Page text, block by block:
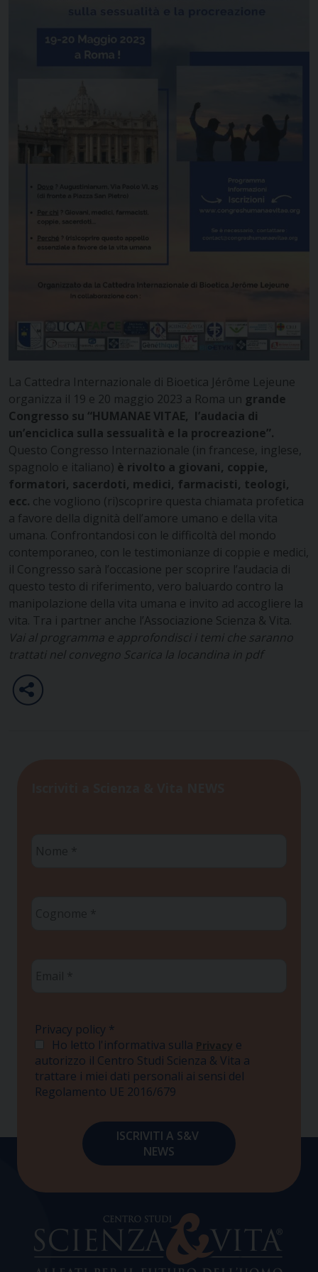
La Cattedra Internazionale di Bioetica Jérôme Lejeune
organizza il 19 e 20 maggio 2023 a Roma un grande
Congresso su “HUMANAE VITAE, l’audacia di
un’enciclica sulla sessualità e la procreazione”.
Questo Congresso Internazionale (in francese, inglese,
spagnolo e italiano) è rivolto a giovani, coppie,
formatori, sacerdoti, medici, farmacisti, teologi,
ecc. che vogliono (ri)scoprire questa chiamata profetica
a favore della dignità dell’amore umano e della vita
umana. Confrontandosi con le difficoltà del mondo
contemporaneo, con le testimonianze di coppie e medici,
il Congresso sarà l’occasione per scoprire l’audacia di
questo testo di riferimento, vero baluardo contro la
manipolazione della vita umana e invito ad accogliere la
vita. Tra i partner anche l’Associazione Scienza & Vita.
Vai al programma e approfondisci i temi che saranno
trattati nel convegno Scarica la locandina in pdf
Privacy policy *
Ho letto l'informativa sulla Privacy e
autorizzo il Centro Studi Scienza & Vita a
trattare i miei dati personali ai sensi del
Regolamento UE 2016/679